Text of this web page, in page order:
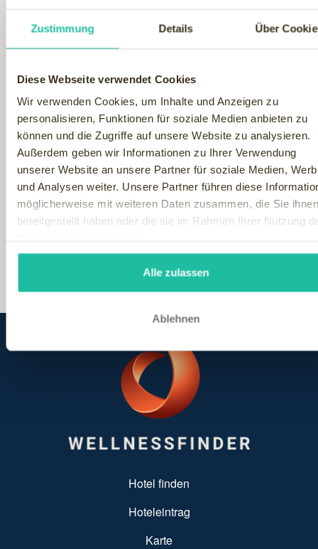
Zustimmung Details Über
Diese Webseite verwendet Cookies
Wir verwenden Cookies, um Inhalte und Anzeigen zu
personalisieren, Funktionen für soziale Medien anbieten zu
können und die Zugriffe auf unsere Website zu analysieren.
Außerdem geben wir Informationen zu Ihrer Verwendung
unserer Website an unsere Partner für soziale Medien,
und Analysen weiter. Unsere Partner führen diese
möglicherweise mit weiteren Daten zusammen, die Sie ihnen
bereitgestellt haben oder die sie im Rahmen Ihrer Nutzung
Alle zulassen
Ablehnen
Hotel finden
Hoteleintrag
Karte